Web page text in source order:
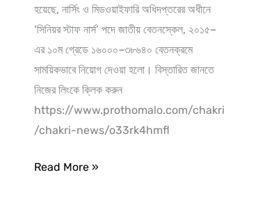
হয়েছে, নার্সিং ও মিডওয়াইফারি অধিদপ্তরের অধীনে
‘সিনিয়র স্টাফ নার্স’ পদে জাতীয় বেতনস্কেল, ২০১৫–
এর ১০ম গ্রেডে ১৬০০০–৩৮৬৪০ বেতনক্রমে
সাময়িকভাবে নিয়োগ দেওয়া হলো। বিস্তারিত জানতে
নিজের লিংকে ক্লিক করুন
https://www.prothomalo.com/chakri
/chakri-news/o33rk4hmfl
Read More »